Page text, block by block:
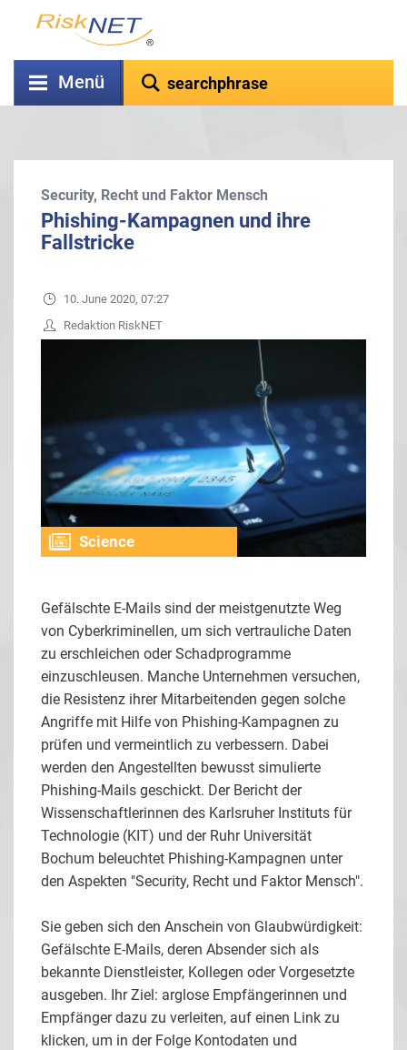
Menü
Security, Recht und Faktor Mensch
Phishing-Kampagnen und ihre
Fallstricke
10. June 2020, 07:27
Redaktion RiskNET
Science
Gefälschte E-Mails sind der meistgenutzte Weg
von Cyberkriminellen, um sich vertrauliche Daten
zu erschleichen oder Schadprogramme
einzuschleusen. Manche Unternehmen versuchen,
die Resistenz ihrer Mitarbeitenden gegen solche
Angriffe mit Hilfe von Phishing-Kampagnen zu
prüfen und vermeintlich zu verbessern. Dabei
werden den Angestellten bewusst simulierte
Phishing-Mails geschickt. Der Bericht der
Wissenschaftlerinnen des Karlsruher Instituts für
Technologie (KIT) und der Ruhr Universität
Bochum beleuchtet Phishing-Kampagnen unter
den Aspekten "Security, Recht und Faktor Mensch".
Sie geben sich den Anschein von Glaubwürdigkeit:
Gefälschte E-Mails, deren Absender sich als
bekannte Dienstleister, Kollegen oder Vorgesetzte
ausgeben. Ihr Ziel: arglose Empfängerinnen und
Empfänger dazu zu verleiten, auf einen Link zu
klicken, um in der Folge Kontodaten und